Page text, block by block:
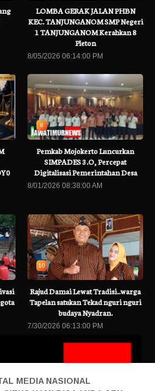
LOMBA GERAK JALAN PHBN
KEC. TANJUNGANOM SMP Negeri
1 TANJUNGANOM Kerahkan 8
Pleton
8/05/2026 06:14:00 PM
8
Pemkab Mojokerto Luncurkan
SIMPADES 3.O, Percepat
Digitalisasi Pemerintahan Desa
8/01/2026 08:38:00 AM
10
Rajud Damai Lewat Tradisi..warga
Tapelan satukan Tekad nguri nguri
budaya Nyadran.
7/30/2026 06:13:00 PM
MEDIA NASIONAL